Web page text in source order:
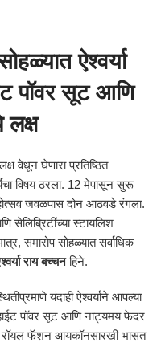
ऐश्वर्या
पॉवर सूट आणि
वेधून घेणारा प्रतिष्ठित
विषय ठरला. 12 मेपासून सुरू
जवळपास दोन आठवडे रंगला.
सेलिब्रिटींच्या स्टायलिश
समारोप सोहळ्यात सर्वाधिक
राय बच्चनहिने.
यंदाही ऐश्वर्याने आपल्या
पॉवर सूट आणि नाट्यमय फेदर
रॉयल फॅशन आयकॉनसारखी भासत